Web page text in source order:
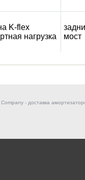
K-flex
нагрузка
мост
- доставка